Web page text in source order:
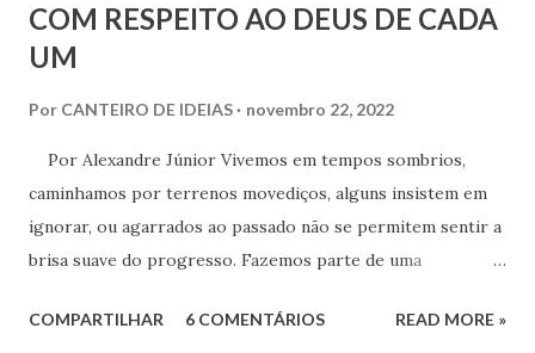
COM RESPEITO AO DEUS DE CADA
UM
Por CANTEIRO DE IDEIAS novembro 22, 2022
Por Alexandre Júnior Vivemos em tempos sombrios,
caminhamos por terrenos movediços, alguns insistem em
ignorar, ou agarrados ao passado não se permitem sentir a
brisa suave do progresso. Fazemos parte de uma
prefere a negação da ciência, e em meio ao caos e a morte
COMPARTILHAR 6 COMENTÁRIOS READ MORE »